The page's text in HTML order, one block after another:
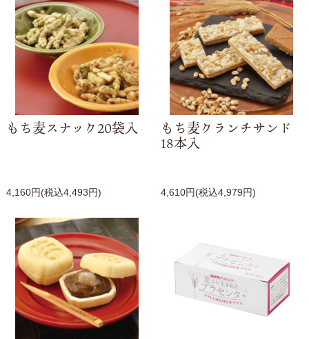
もち麦スナック20袋入
4,160円(税込4,493円)
もち麦クランチサンド
18本入
4,610円(税込4,979円)